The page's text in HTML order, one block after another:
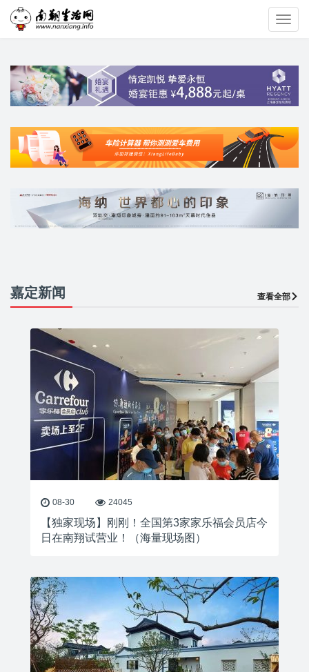
嘉定新闻 查看全部
08-30 24045
【独家现场】刚刚！全国第3家家乐福会员店今
日在南翔试营业！（海量现场图）